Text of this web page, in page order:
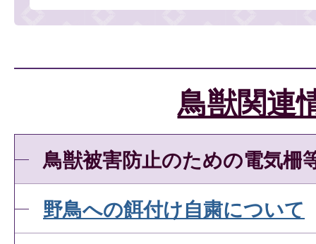
鳥獣関連
鳥獣被害防止のための電気柵
野鳥への餌付け自粛について